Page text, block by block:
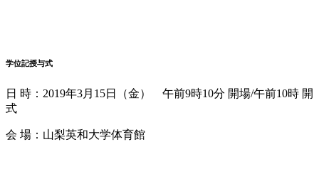
学位記授与式
日 時：2019年3月15日（金） 午前9時10分 開場/午前10時 開
式
会 場：山梨英和大学体育館